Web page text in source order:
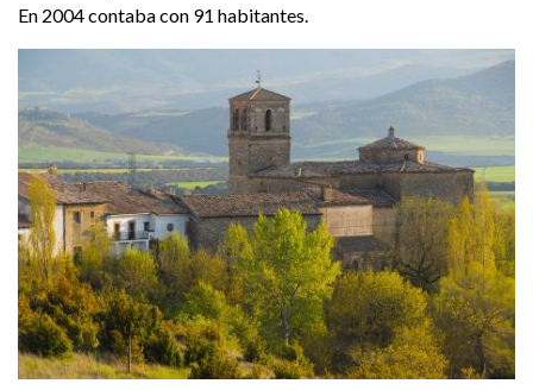
En 2004 contaba con 91 habitantes.